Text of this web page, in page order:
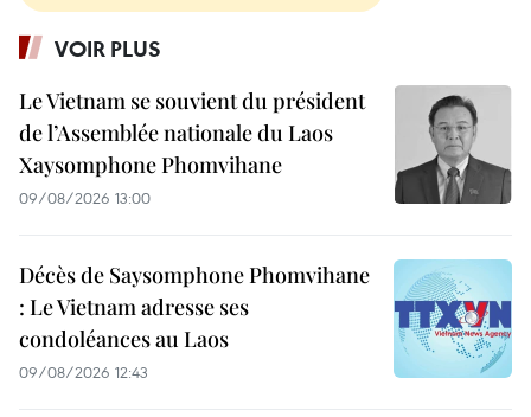
VOIR PLUS
Le Vietnam se souvient du président
de l’Assemblée nationale du Laos
Xaysomphone Phomvihane
09/08/2026 13:00
Décès de Saysomphone Phomvihane
: Le Vietnam adresse ses
condoléances au Laos
09/08/2026 12:43